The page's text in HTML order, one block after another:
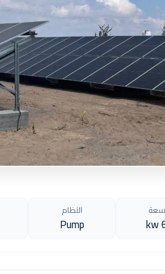
النظام
Pump